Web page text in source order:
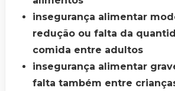
insegurança alimentar
redução ou falta da
comida entre adultos
insegurança alimentar
falta também entre